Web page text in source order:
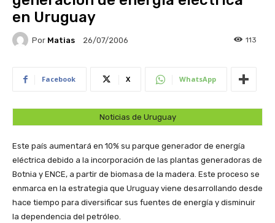
en Uruguay
Por Matias 26/07/2006 113
Facebook X WhatsApp
Noticias de Uruguay
Este país aumentará en 10% su parque generador de energía
eléctrica debido a la incorporación de las plantas generadoras de
Botnia y ENCE, a partir de biomasa de la madera. Este proceso se
enmarca en la estrategia que Uruguay viene desarrollando desde
hace tiempo para diversificar sus fuentes de energía y disminuir
la dependencia del petróleo.